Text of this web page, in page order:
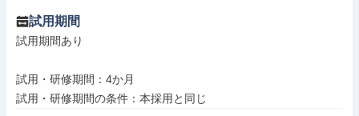
試用期間
試用期間あり
試用・研修期間：4か月